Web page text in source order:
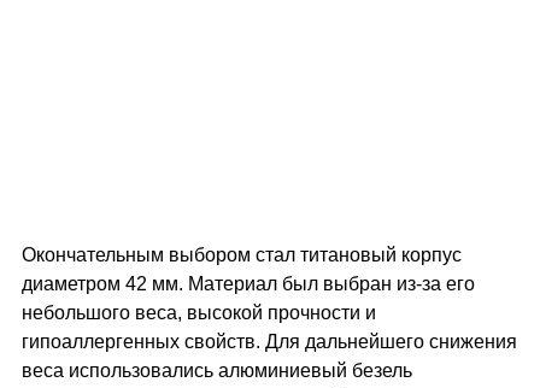
Окончательным выбором стал титановый корпус
диаметром 42 мм. Материал был выбран из-за его
небольшого веса, высокой прочности и
гипоаллергенных свойств. Для дальнейшего снижения
веса использовались алюминиевый безель